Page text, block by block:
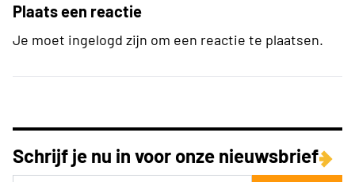
Plaats een reactie
Je moet ingelogd zijn om een reactie te plaatsen.
Schrijf je nu in voor onze nieuwsbrief